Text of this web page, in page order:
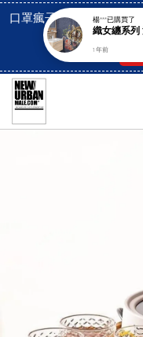
口罩瘋子官網, 放心訂購!
楊***已購買了
織女纏系列
1 年前